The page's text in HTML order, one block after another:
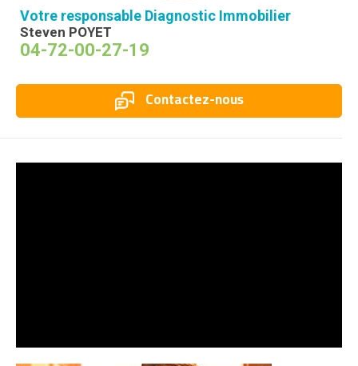
Votre responsable Diagnostic Immobilier
Steven POYET
04-72-00-27-19
Contactez-nous